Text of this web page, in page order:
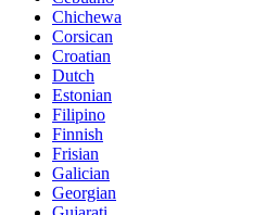
Chichewa
Corsican
Croatian
Dutch
Estonian
Filipino
Finnish
Frisian
Galician
Georgian